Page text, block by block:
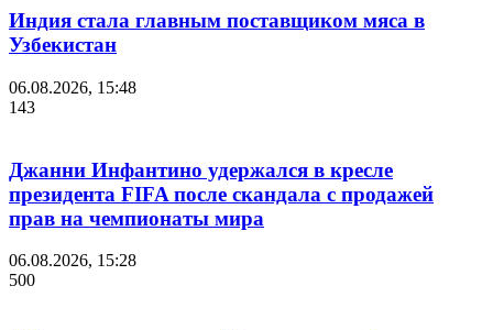
Индия стала главным поставщиком мяса в
Узбекистан
06.08.2026, 15:48
143
Джанни Инфантино удержался в кресле
президента FIFA после скандала с продажей
прав на чемпионаты мира
06.08.2026, 15:28
500